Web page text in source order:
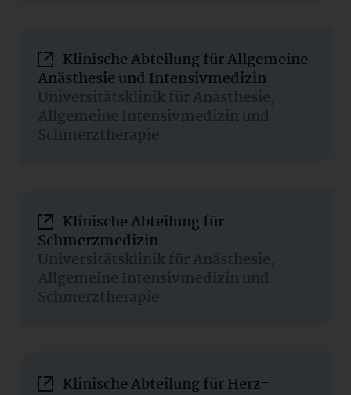
Klinische Abteilung für Allgemeine
Anästhesie und Intensivmedizin
Universitätsklinik für Anästhesie,
Allgemeine Intensivmedizin und
Schmerztherapie
Klinische Abteilung für
Schmerzmedizin
Universitätsklinik für Anästhesie,
Allgemeine Intensivmedizin und
Schmerztherapie
Klinische Abteilung für Herz-